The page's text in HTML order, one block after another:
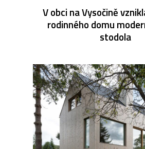
V obci na Vysočině
rodinného domu
stodola